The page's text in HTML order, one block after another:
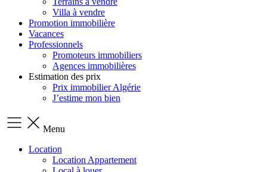
Villa à vendre
Promotion immobilière
Vacances
Professionnels
Promoteurs immobiliers
Agences immobilières
Estimation des prix
Prix immobilier Algérie
J’estime mon bien
Menu
Location
Location Appartement